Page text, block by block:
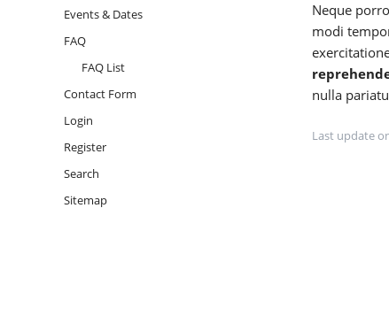
Neque
modi
nulla
Last update
Events & Dates
FAQ
FAQ List
Contact Form
Login
Register
Search
Sitemap